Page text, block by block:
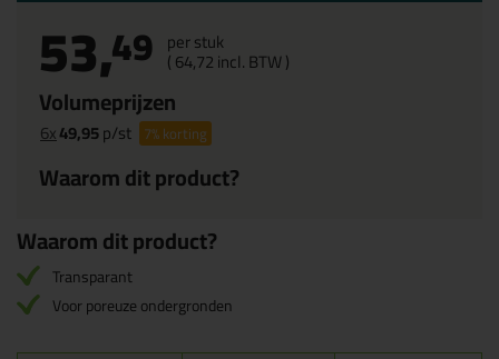
53,49 per stuk
(64,72incl. BTW )
Volumeprijzen
6x49,95p/st 7%korting
Waarom dit product?
Waarom dit product?
Transparant
Voor poreuze ondergronden